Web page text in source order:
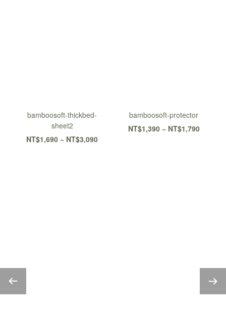
bamboosoft-thickbed-
sheet2
NT$1,690 ~ NT$3,090
bamboosoft-protector
NT$1,390 ~ NT$1,790